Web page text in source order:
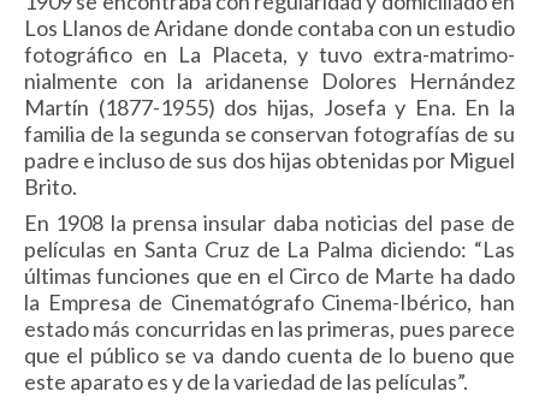
Los Llanos de Aridane donde contaba con un estudio
fotográfico en La Placeta, y tuvo extra-matrimo­
nialmen­te con la aridanense Dolores Hernández
Martín (1877-1955) dos hijas, Josefa y Ena. En la
familia de la segunda se conservan fotogra­fías de su
padre e incluso de sus dos hijas obtenidas por Miguel
Brito.
En 1908 la prensa insular daba noticias del pase de
películas en Santa Cruz de La Palma diciendo: “Las
últimas funciones que en el Circo de Marte ha dado
la Empresa de Cinematógrafo Cinema-Ibérico, han
estado más concurridas en las primeras, pues parece
que el público se va dando cuenta de lo bueno que
este aparato es y de la variedad de las películas”.